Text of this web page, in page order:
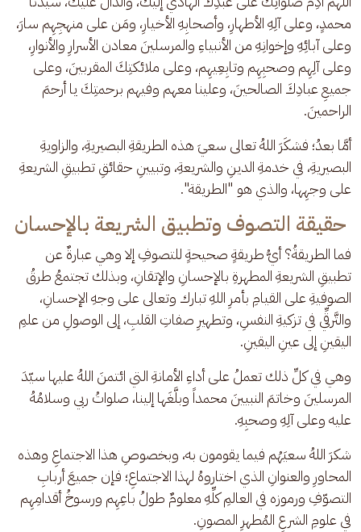
محمدٍ، وعلى آلِهِ الأطهارِ، وأصحابِهِ الأخيارِ، ومَن على منهجِهِم سارَ،
وعلى آبائِهِ وإخوانِهِ من الأنبياءِ والمرسلينَ معادن الأسرارِ والأنوارِ،
وعلى آلِهِم وصحبِهِم وتابِعِيهِم، وعلى ملائكتِكَ المقربينَ، وعلى
جميعِ عبادِكَ الصالحينَ، وعلينا معهم وفيهم برحمتِكَ يا أرحمَ
الراحمينَ.
أمَّا بعدُ؛ فشكَرَ اللهُ تعالى سعيَ هذه الطريقةِ البصيريةِ، والزاويةِ
البصيريةِ، في خدمةِ الدينِ والشريعةِ، وتبيينِ حقائقِ تطبيقِ الشريعةِ
على وجهِها، والذي هو "الطريقة".
حقيقة التصوف وتطبيق الشريعة بالإحسان
فما الطريقةُ؟ أيُّ طريقةٍ صحيحةٍ للتصوفِ إلا وهي عبارةٌ عن
تطبيقِ الشريعةِ المطهرةِ بالإحسانِ والإتقانِ، وبذلك تجتمعُ طرقُ
الصوفيةِ على القيامِ بأمرِ اللهِ تبارك وتعالى على وجهِ الإحسانِ،
والتَّرقِّي في تزكيةِ النفسِ، وتطهيرِ صفاتِ القلبِ، إلى الوصولِ من علمِ
اليقينِ إلى عينِ اليقينِ.
وهي في كلِّ ذلك تعملُ على أداءِ الأمانةِ التي ائتمنَ اللهُ عليها سيّدَ
المرسلينَ وخاتمَ النبيينَ محمداً وبلَّغَها إلينا، صلواتُ ربي وسلامُهُ
عليه وعلى آلِهِ وصحبِهِ.
شكرَ اللهُ سعيَهُم فيما يقومون به، وبخصوصِ هذا الاجتماعِ وهذه
المحاورِ والعنوانِ الذي اختاروهُ لهذا الاجتماعِ؛ فإن جميعَ أربابِ
التصوّفِ ورموزه في العالمِ كلِّهِ معلومٌ طولُ باعِهِم ورسوخُ أقدامِهِم
في علومِ الشرعِ المُطهرِ المصونِ.